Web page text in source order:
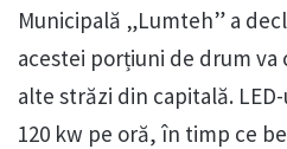
Municipală „Lumteh” a
acestei porțiuni de drum va
alte străzi din capitală.
120 kw pe oră, în timp ce